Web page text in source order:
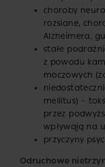
choroby
rozsiane,
Alzheimera,
stałe
z powodu
moczowych
mellitus) –
przez
wpływają na
przyczyny
Odruchowe